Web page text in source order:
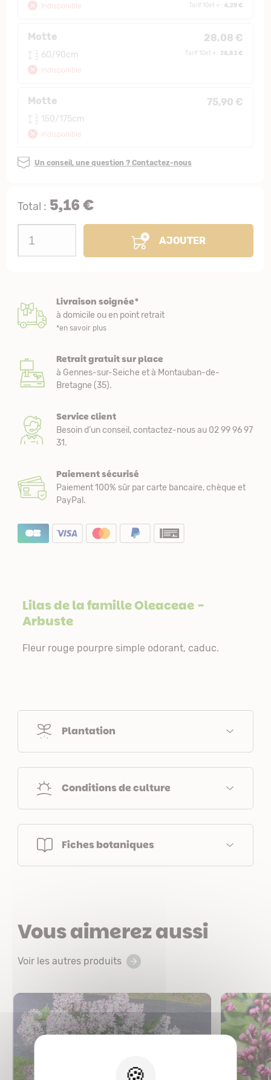
Indisponible Tarif 10et + : 4,29 €
Motte 28,08 €
60/90cm
Indisponible
Tarif 10et + : 26,83 €
Motte 75,90 €
150/175cm
Indisponible
Un conseil, une question ? Contactez-nous
Total : 5,16 €
AJOUTER
Livraison soignée*
à domicile ou en point retrait
*en savoir plus
Retrait gratuit sur place
à Gennes-sur-Seiche et à Montauban-de-
Bretagne (35).
Service client
Besoin d’un conseil, contactez-nous au 02 99 96 97
31.
Paiement sécurisé
Paiement 100% sûr par carte bancaire, chèque et
PayPal.
Lilas de la familleOleaceae-
Arbuste
Fleur rouge pourpre simple odorant, caduc.
Plantation
Conditions de culture
Fiches botaniques
Vous aimerez aussi
Voir les autres produits